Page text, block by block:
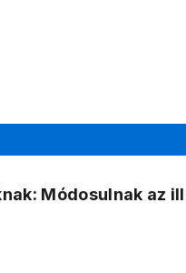
Módosulnak az